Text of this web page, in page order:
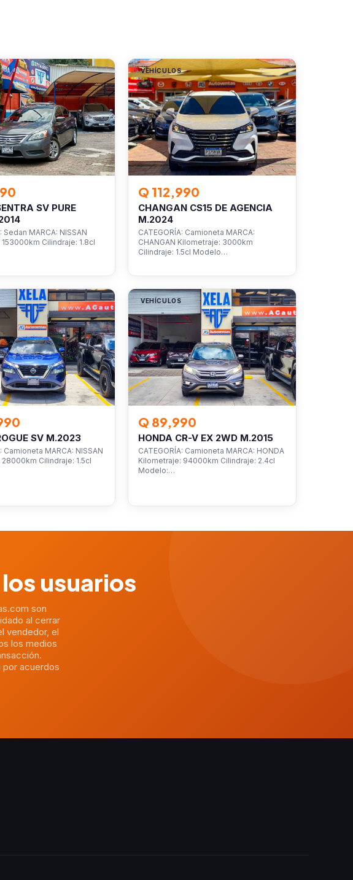
SV PURE
Sedan MARCA: NISSAN
Cilindraje: 1.8cl
VEHÍCULOS
Q 112,990
CHANGAN CS15 DE AGENCIA
M.2024
CATEGORÍA: Camioneta MARCA:
CHANGAN Kilometraje: 3000km
Cilindraje: 1.5cl Modelo…
SV M.2023
Camioneta MARCA: NISSAN
Cilindraje: 1.5cl
VEHÍCULOS
Q 89,990
HONDA CR-V EX 2WD M.2015
CATEGORÍA: Camioneta MARCA: HONDA
Kilometraje: 94000km Cilindraje: 2.4cl
Modelo:…
usuarios
son
al cerrar
vendedor, el
los medios
por acuerdos